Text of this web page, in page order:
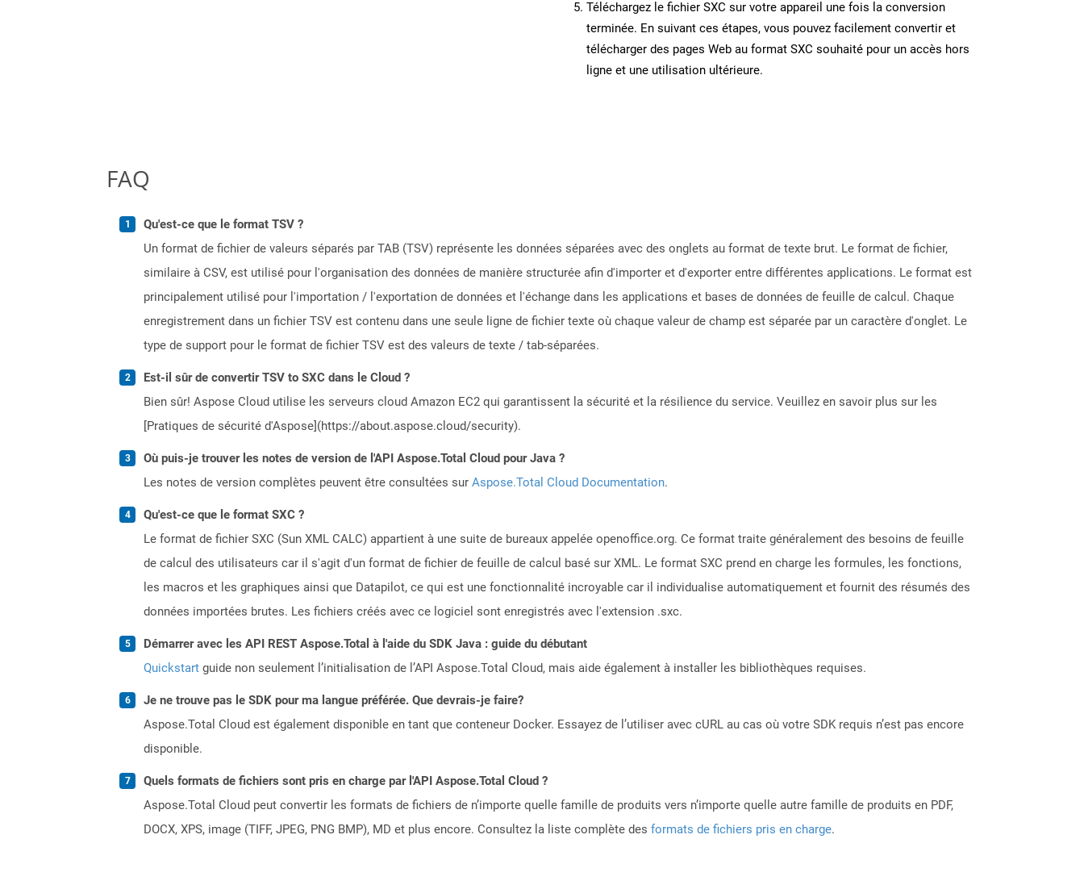
Téléchargez le fichier SXC sur votre appareil une fois la conversion
terminée. En suivant ces étapes, vous pouvez facilement convertir et
télécharger des pages Web au format SXC souhaité pour un accès hors
ligne et une utilisation ultérieure.
FAQ
Qu'est-ce que le format TSV ?
Un format de fichier de valeurs séparés par TAB (TSV) représente les données séparées avec des onglets au format de texte brut. Le format de fichier,
similaire à CSV, est utilisé pour l'organisation des données de manière structurée afin d'importer et d'exporter entre différentes applications. Le format est
principalement utilisé pour l'importation / l'exportation de données et l'échange dans les applications et bases de données de feuille de calcul. Chaque
enregistrement dans un fichier TSV est contenu dans une seule ligne de fichier texte où chaque valeur de champ est séparée par un caractère d'onglet. Le
type de support pour le format de fichier TSV est des valeurs de texte / tab-séparées.
Est-il sûr de convertir TSV to SXC dans le Cloud ?
Bien sûr! Aspose Cloud utilise les serveurs cloud Amazon EC2 qui garantissent la sécurité et la résilience du service. Veuillez en savoir plus sur les
[Pratiques de sécurité d'Aspose](https://about.aspose.cloud/security).
Où puis-je trouver les notes de version de l'API Aspose.Total Cloud pour Java ?
Les notes de version complètes peuvent être consultées sur Aspose.Total Cloud Documentation.
Qu'est-ce que le format SXC ?
Le format de fichier SXC (Sun XML CALC) appartient à une suite de bureaux appelée openoffice.org. Ce format traite généralement des besoins de feuille
de calcul des utilisateurs car il s'agit d'un format de fichier de feuille de calcul basé sur XML. Le format SXC prend en charge les formules, les fonctions,
les macros et les graphiques ainsi que Datapilot, ce qui est une fonctionnalité incroyable car il individualise automatiquement et fournit des résumés des
données importées brutes. Les fichiers créés avec ce logiciel sont enregistrés avec l'extension .sxc.
Démarrer avec les API REST Aspose.Total à l'aide du SDK Java : guide du débutant
Quickstart guide non seulement l’initialisation de l’API Aspose.Total Cloud, mais aide également à installer les bibliothèques requises.
Je ne trouve pas le SDK pour ma langue préférée. Que devrais-je faire?
Aspose.Total Cloud est également disponible en tant que conteneur Docker. Essayez de l’utiliser avec cURL au cas où votre SDK requis n’est pas encore
disponible.
Quels formats de fichiers sont pris en charge par l'API Aspose.Total Cloud ?
Aspose.Total Cloud peut convertir les formats de fichiers de n’importe quelle famille de produits vers n’importe quelle autre famille de produits en PDF,
DOCX, XPS, image (TIFF, JPEG, PNG BMP), MD et plus encore. Consultez la liste complète des formats de fichiers pris en charge.